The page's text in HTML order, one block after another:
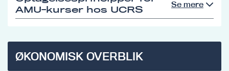
AMU-kurser hos UCRS
Se mere
ØKONOMISK OVERBLIK